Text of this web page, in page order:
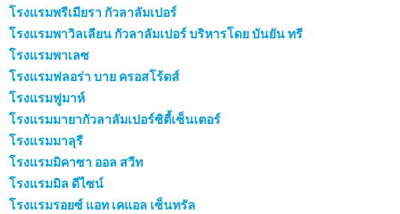
โรงแรมพรีเมียรา กัวลาลัมเปอร์
โรงแรมพาวิลเลียน กัวลาลัมเปอร์ บริหารโดย บันยัน ทรี
โรงแรมพาเลซ
โรงแรมฟลอร่า บาย ครอสโร้ดส์
โรงแรมฟูมาห์
โรงแรมมายากัวลาลัมเปอร์ซิตี้เซ็นเตอร์
โรงแรมมาลุรี
โรงแรมมิคาซา ออล สวีท
โรงแรมมิล ดีไซน์
โรงแรมรอยซ์ แอท เคแอล เซ็นทรัล